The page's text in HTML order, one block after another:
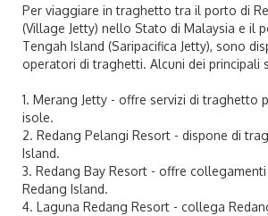
Per viaggiare in traghetto tra il porto di
(Village Jetty) nello Stato di Malaysia e il
Tengah Island (Saripacifica Jetty), sono
operatori di traghetti. Alcuni dei principali
1. Merang Jetty - offre servizi di traghetto
isole.
2. Redang Pelangi Resort - dispone di
Island.
3. Redang Bay Resort - offre
Redang Island.
4. Laguna Redang Resort - collega